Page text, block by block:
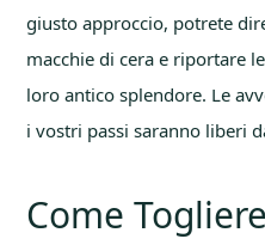
giusto approccio, potrete
macchie di cera e riportare
loro antico splendore. Le
i vostri passi saranno liberi
Come